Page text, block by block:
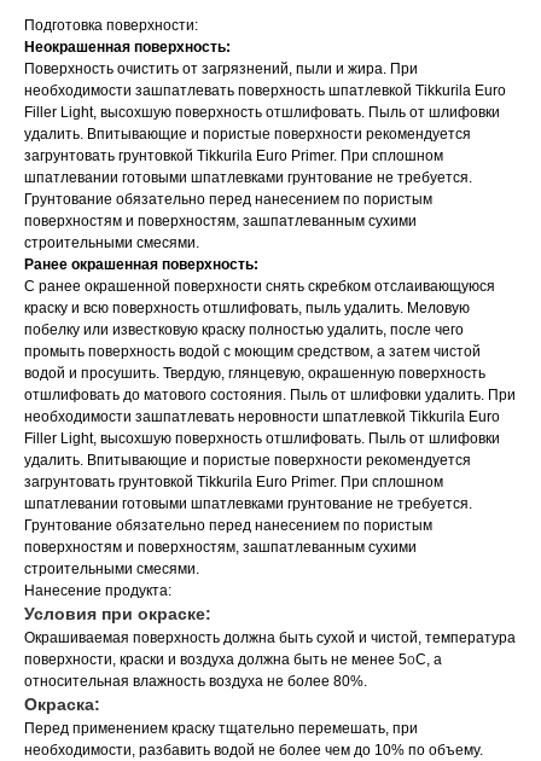
Подготовка поверхности:
Неокрашенная поверхность:
Поверхность очистить от загрязнений, пыли и жира. При
необходимости зашпатлевать поверхность шпатлевкой Tikkurila Euro
Filler Light, высохшую поверхность отшлифовать. Пыль от шлифовки
удалить. Впитывающие и пористые поверхности рекомендуется
загрунтовать грунтовкой Tikkurila Euro Primer. При сплошном
шпатлевании готовыми шпатлевками грунтование не требуется.
Грунтование обязательно перед нанесением по пористым
поверхностям и поверхностям, зашпатлеванным сухими
строительными смесями.
Ранее окрашенная поверхность:
С ранее окрашенной поверхности снять скребком отслаивающуюся
краску и всю поверхность отшлифовать, пыль удалить. Меловую
побелку или известковую краску полностью удалить, после чего
промыть поверхность водой с моющим средством, а затем чистой
водой и просушить. Твердую, глянцевую, окрашенную поверхность
отшлифовать до матового состояния. Пыль от шлифовки удалить. При
необходимости зашпатлевать неровности шпатлевкой Tikkurila Euro
Filler Light, высохшую поверхность отшлифовать. Пыль от шлифовки
удалить. Впитывающие и пористые поверхности рекомендуется
загрунтовать грунтовкой Tikkurila Euro Primer. При сплошном
шпатлевании готовыми шпатлевками грунтование не требуется.
Грунтование обязательно перед нанесением по пористым
поверхностям и поверхностям, зашпатлеванным сухими
строительными смесями.
Нанесение продукта:
Условия при окраске:
Окрашиваемая поверхность должна быть сухой и чистой, температура
поверхности, краски и воздуха должна быть не менее 5oС, а
относительная влажность воздуха не более 80%.
Окраска:
Перед применением краску тщательно перемешать, при
необходимости, разбавить водой не более чем до 10% по объему.